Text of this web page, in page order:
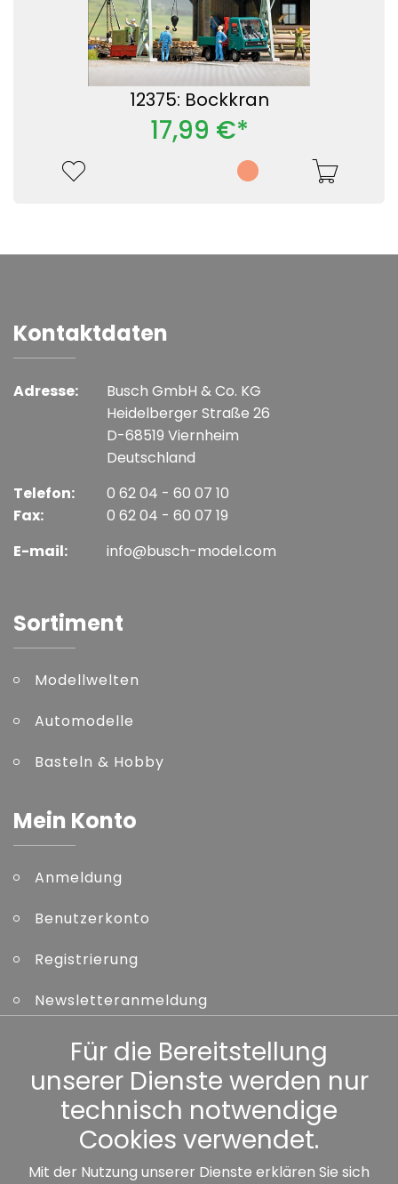
12375: Bockkran
17,99 €*
Kontaktdaten
Adresse:
Busch GmbH & Co. KG
Heidelberger Straße 26
D-68519 Viernheim
Deutschland
Telefon:
Fax:
0 62 04 - 60 07 10
0 62 04 - 60 07 19
E-mail:
info@busch-model.com
Sortiment
Modellwelten
Automodelle
Basteln & Hobby
Mein Konto
Anmeldung
Benutzerkonto
Registrierung
Newsletteranmeldung
Kennwort vergessen
Sonstiges
Für die Bereitstellung
unserer Dienste werden nur
technisch notwendige
Cookies verwendet.
Mit der Nutzung unserer Dienste erklären Sie sich